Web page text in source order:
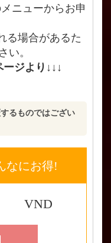
ニューからお申
る場合があるた
い。
ジより↓↓↓
るものではござい
なにお得!
VND